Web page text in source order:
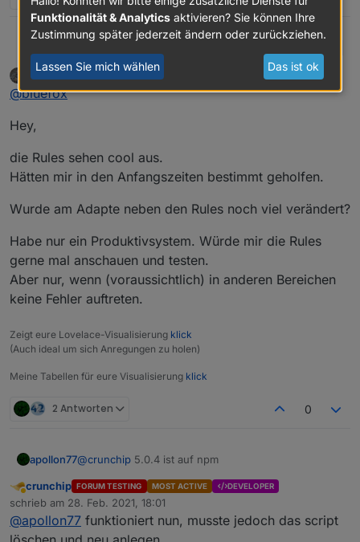
Aktuell
e Test
m
on
Latest-Repo oder
iobroker.javascript@5.0.7 --
RULES - die neue Möglichkeit dein Heim zu
Skripte noch einfacher erstellen für Jedermann!
Nicht jeder ist in der Lage zu programmieren und sein
um mit Blockly klar zu kommen muss man sich in
einige Themen einarbeiten. Scenes andererseits sind
Darf ich Vorstellen:RULES
des JavaScript Adapters
Oberfläche Skripte noch einfacher zusammenzustellen
(In Wirklichkeit ist es dann doch "WENN DIES
(bewegte) Bilder sagen mehr als tausend Worte:
David G.schrieb am28. Feb. 2021, 18:00
zuletzt editiert von
@bluefox
Hey,
die Rules sehen cool aus.
Hätten mir in den Anfangszeiten bestimmt geholfen.
Wurde am Adapte neben den Rules noch viel verändert?
Habe nur ein Produktivsystem. Würde mir die Rules
gerne mal anschauen und testen.
Aber nur, wenn (voraussichtlich) in anderen Bereichen
keine Fehler auftreten.
Zeigt eure Lovelace-Visualisierung klick
(Auch ideal um sich Anregungen zu holen)
Meine Tabellen für eure Visualisierung klick
2 Antworten 0
apollon77@crunchip 5.0.4 ist auf npm
Abwesend
crunchip FORUM TESTING MOST ACTIVE DEVELOPER
schrieb am 28. Feb. 2021, 18:01
zuletzt editiert von
@apollon77 funktioniert nun, musste jedoch das script
Funktionalität & Analytics aktivieren? Sie können Ihre
Zustimmung später jederzeit ändern oder zurückziehen.
Lassen Sie mich wählen Das ist ok